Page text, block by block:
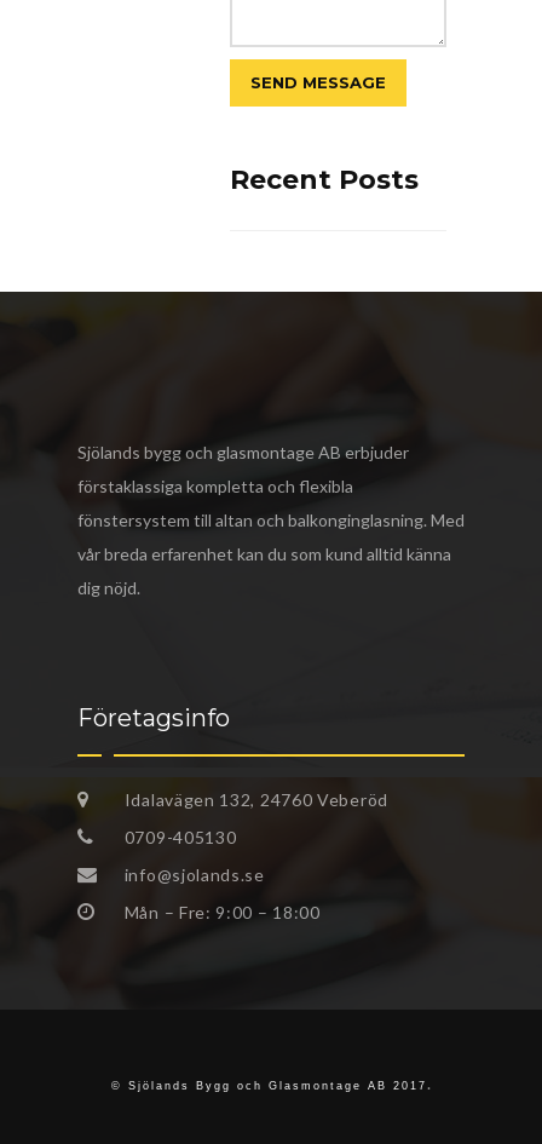
Recent Posts
Sjölands bygg och glasmontage AB erbjuder
förstaklassiga kompletta och flexibla
fönstersystem till altan och balkonginglasning. Med
vår breda erfarenhet kan du som kund alltid känna
dig nöjd.
Företagsinfo
Idalavägen 132, 24760 Veberöd
0709-405130
info@sjolands.se
Mån – Fre: 9:00 – 18:00
© Sjölands Bygg och Glasmontage AB 2017 .